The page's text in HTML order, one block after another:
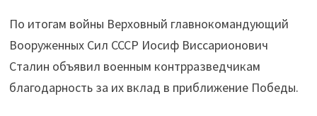
По итогам войны Верховный главнокомандующий
Вооруженных Сил СССР Иосиф Виссарионович
Сталин объявил военным контрразведчикам
благодарность за их вклад в приближение Победы.